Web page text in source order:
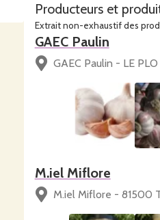
Producteurs et
Extrait non-exhaustif des
GAEC Paulin
GAEC Paulin - LE
M.iel Miflore
M.iel Miflore - 81500